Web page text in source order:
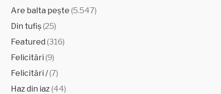
Are balta pește (5.547)
Din tufiș(25)
Featured (316)
Felicitări (9)
Felicitări /(7)
Haz din iaz(44)